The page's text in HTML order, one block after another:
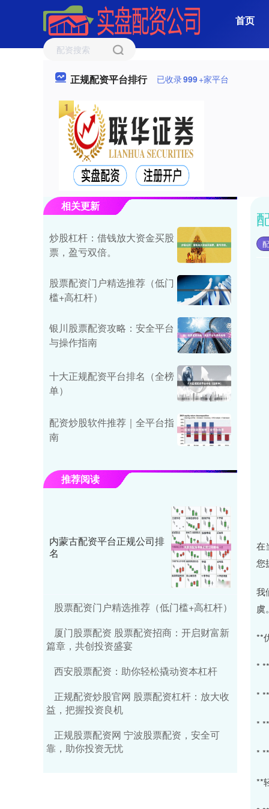
首页
正规配资平台排行 已收录999+家平台
在
您
我
虞。
**
*
*
*
*
**
相关更新
炒股杠杆：借钱放大资金买股
票，盈亏双倍。
股票配资门户精选推荐（低门
槛+高杠杆）
银川股票配资攻略：安全平台
与操作指南
十大正规配资平台排名（全榜
单）
配资炒股软件推荐｜全平台指
南
推荐阅读
内蒙古配资平台正规公司排
名
股票配资门户精选推荐（低门槛+高杠杆）
厦门股票配资 股票配资招商：开启财富新
篇章，共创投资盛宴
西安股票配资：助你轻松撬动资本杠杆
正规配资炒股官网 股票配资杠杆：放大收
益，把握投资良机
正规股票配资网 宁波股票配资，安全可
靠，助你投资无忧